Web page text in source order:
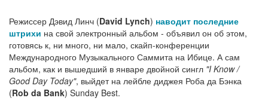
Режиссер Дэвид Линч (David Lynch) наводит последние
штрихи на свой электронный альбом - объявил он об этом,
готовясь к, ни много, ни мало, скайп-конференции
Международного Музыкального Саммита на Ибице. А сам
альбом, как и вышедший в январе двойной сингл "I Know /
Good Day Today", выйдет на лейбле диджея Роба да Бэнка
(Rob da Bank) Sunday Best.